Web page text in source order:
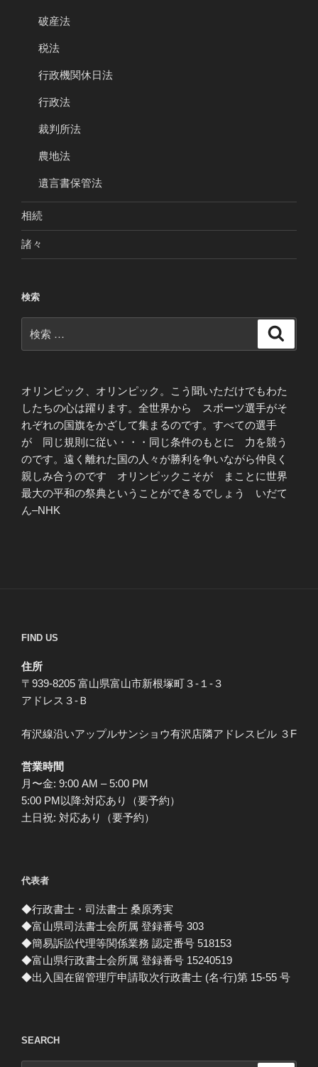
破産法
税法
行政機関休日法
行政法
裁判所法
農地法
遺言書保管法
相続
諸々
検索
索:
オリンピック、オリンピック。こう聞いただけでもわた
したちの心は躍ります。全世界から スポーツ選手がそ
れぞれの国旗をかざして集まるのです。すべての選手
が 同じ規則に従い・・・同じ条件のもとに 力を競う
のです。遠く離れた国の人々が勝利を争いながら仲良く
親しみ合うのです オリンピックこそが まことに世界
最大の平和の祭典ということができるでしょう いだて
ん–NHK
FIND US
住所
〒939-8205 富山県富山市新根塚町３-１-３
アドレス３-Ｂ
有沢線沿いアップルサンショウ有沢店隣アドレスビル ３F
営業時間
月〜金: 9:00 AM – 5:00 PM
5:00 PM以降:対応あり（要予約）
土日祝: 対応あり（要予約）
代表者
◆行政書士・司法書士 桑原秀実
◆富山県司法書士会所属 登録番号 303
◆簡易訴訟代理等関係業務 認定番号 518153
◆富山県行政書士会所属 登録番号 15240519
◆出入国在留管理庁申請取次行政書士 (名-行)第 15-55 号
SEARCH